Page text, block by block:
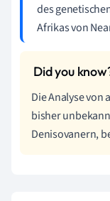
des
Afrikas von
Die Analyse von
bisher
Denisovanern,